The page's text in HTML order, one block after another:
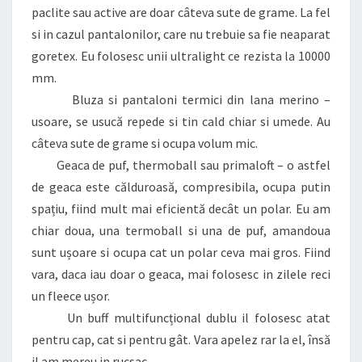
paclite sau active are doar câteva sute de grame. La fel
si in cazul pantalonilor, care nu trebuie sa fie neaparat
goretex. Eu folosesc unii ultralight ce rezista la 10000
mm.
Bluza si pantaloni termici din lana merino –
usoare, se usucă repede si tin cald chiar si umede. Au
câteva sute de grame si ocupa volum mic.
Geaca de puf, thermoball sau primaloft – o astfel
de geaca este călduroasă, compresibila, ocupa putin
spațiu, fiind mult mai eficientă decât un polar. Eu am
chiar doua, una termoball si una de puf, amandoua
sunt ușoare si ocupa cat un polar ceva mai gros. Fiind
vara, daca iau doar o geaca, mai folosesc in zilele reci
un fleece ușor.
Un buff multifuncțional dublu il folosesc atat
pentru cap, cat si pentru gât. Vara apelez rar la el, însă